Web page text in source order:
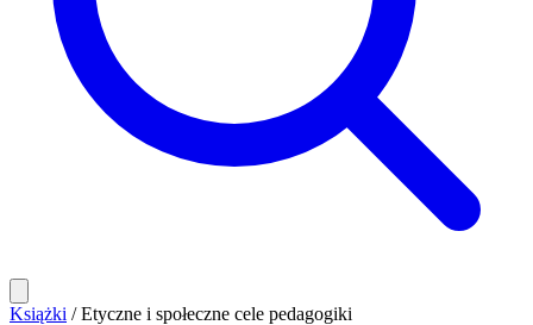
Książki / Etyczne i społeczne cele pedagogiki